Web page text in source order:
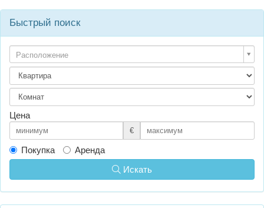
Быстрый поиск
Расположение
Цена
€
Покупка
Аренда
Искать